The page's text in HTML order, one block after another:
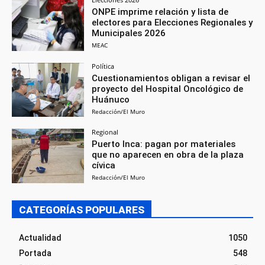
ONPE imprime relación y lista de
electores para Elecciones Regionales y
Municipales 2026
MEAC
Política
Cuestionamientos obligan a revisar el
proyecto del Hospital Oncológico de
Huánuco
Redacción/El Muro
Regional
Puerto Inca: pagan por materiales
que no aparecen en obra de la plaza
cívica
Redacción/El Muro
CATEGORÍAS POPULARES
Actualidad
1050
Portada
548